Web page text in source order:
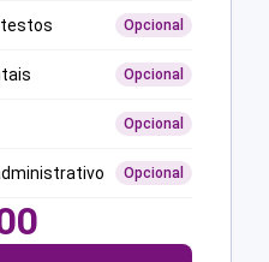
Opcional
Opcional
Opcional
Opcional